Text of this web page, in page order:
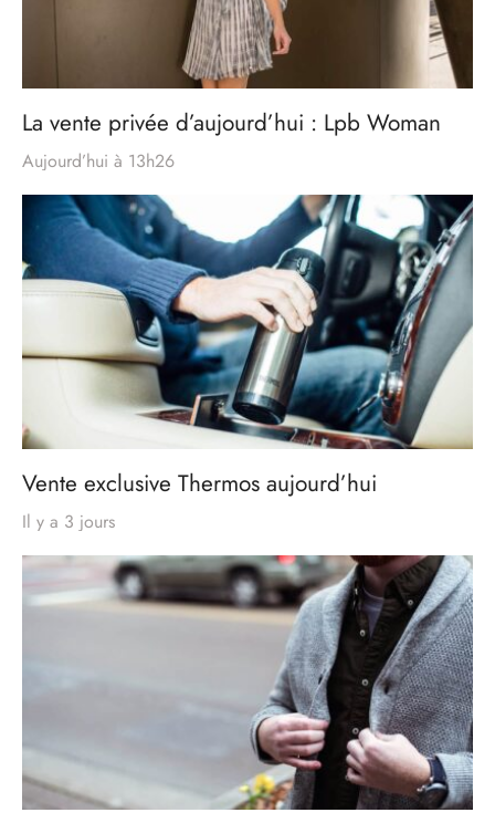
La vente privée d’aujourd’hui : Lpb Woman
Aujourd’hui à 13h26
Vente exclusive Thermos aujourd’hui
Il y a 3 jours